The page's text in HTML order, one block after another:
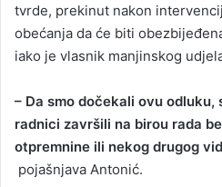
tvrde, prekinut nakon
obećanja da će biti
iako je vlasnik manjinskog
– Da smo dočekali ovu odluku,
radnici završili na birou rada
otpremnine ili nekog drugog
pojašnjava Antonić.